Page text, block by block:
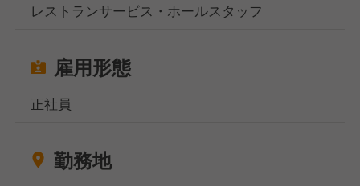
レストランサービス・ホールスタッフ
雇用形態
正社員
勤務地